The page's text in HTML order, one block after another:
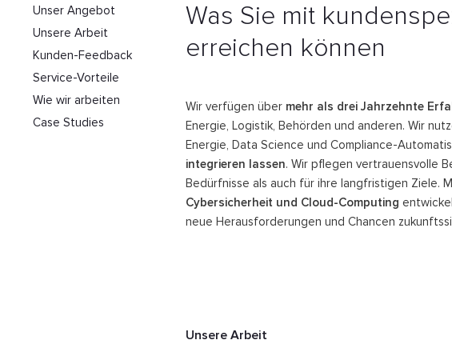
Unser Angebot
Unsere Arbeit
Kunden-Feedback
Service-Vorteile
Wie wir arbeiten
Case Studies
Was Sie mit
erreichen können
Wir verfügen über mehr als drei Jahrzehnte
Energie, Logistik, Behörden und anderen. Wir
Energie, Data Science und Compliance-
integrieren lassen. Wir pflegen vertrauensvolle
Bedürfnisse als auch für ihre langfristigen Ziele.
Cybersicherheit und Cloud-Computing
neue Herausforderungen und Chancen
Unsere Arbeit